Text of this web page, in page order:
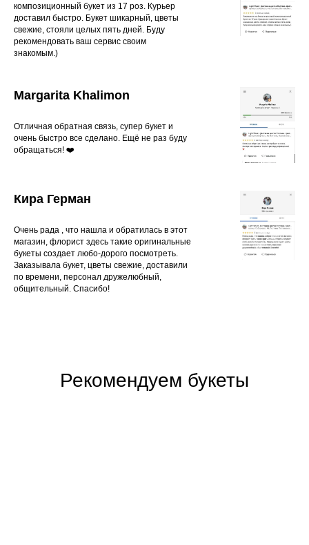
композиционный букет из 17 роз. Курьер
доставил быстро. Букет шикарный, цветы
свежие, стояли целых пять дней. Буду
рекомендовать ваш сервис своим
знакомым.)
Margarita Khalimon
Отличная обратная связь, супер букет и
очень быстро все сделано. Ещё не раз буду
обращаться! ❤️
Кира Герман
Очень рада , что нашла и обратилась в этот
магазин, флорист здесь такие оригинальные
букеты создает любо-дорого посмотреть.
Заказывала букет, цветы свежие, доставили
по времени, персонал дружелюбный,
общительный. Спасибо!
Рекомендуем букеты